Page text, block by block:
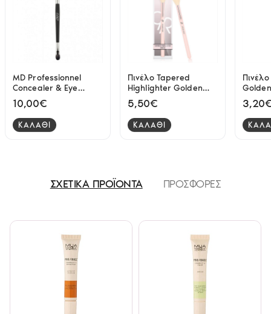
MD Professionnel
Concealer & Eye
Shader Brush - 05
10,00€
ΚΑΛΑΘΙ
Πινέλο Tapered
Highlighter Golden
Rose 3245
5,50€
ΚΑΛΑΘΙ
ΣΧΕΤΙΚΑ ΠΡΟΪΟΝΤΑ ΠΡΟΣΦΟΡΕΣ